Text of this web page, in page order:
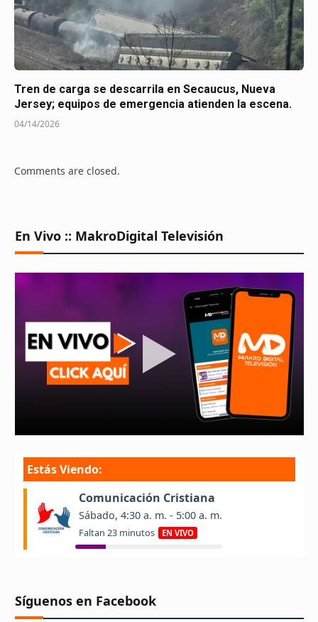
Tren de carga se descarrila en Secaucus, Nueva
Jersey; equipos de emergencia atienden la escena.
04/14/2026
Comments are closed.
En Vivo :: MakroDigital Televisión
Síguenos en Facebook